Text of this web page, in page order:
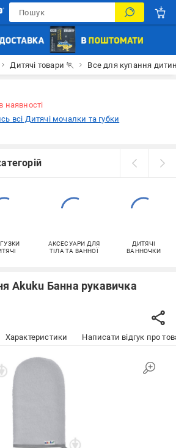
Дитячі товари 🏃 Все для купання
наявності
всі Дитячі мочалки та губки
АКСЕСУАРИ ДЛЯ
ТІЛА ТА ВАННОЇ
ДИТЯЧІ
ВАННОЧКИ
Akuku Банна рукавичка
Характеристики Написати відгук про